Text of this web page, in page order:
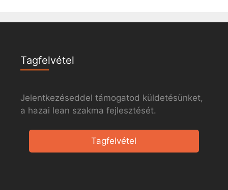
Tagfelvétel
Jelentkezéseddel támogatod küldetésünket,
a hazai lean szakma fejlesztését.
Tagfelvétel